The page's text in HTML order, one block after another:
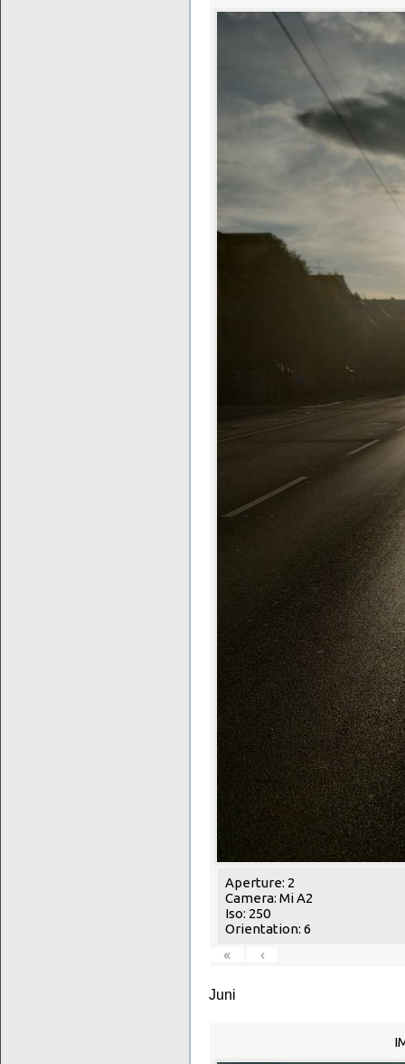
Aperture: 2
Camera: Mi A2
Iso: 250
Orientation: 6
«
‹
Juni